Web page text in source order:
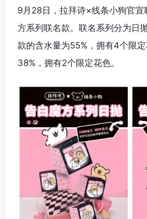
9月28日，拉拜诗×线条小狗官
方系列联名款。联名系列分为日
款的含水量为55%，拥有4个限
38%，拥有2个限定花色。